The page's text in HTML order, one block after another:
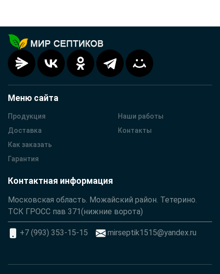
Меню сайта
Продукция
Доставка
Как заказать
Гарантия
Наши работы
Контакты
Контактная информация
Московская область. Можайский район. Тетерино.
ТСК ГРОСС пав 371(нижние ворота)
+7 (993) 353-15-15 mirseptik1515@yandex.ru